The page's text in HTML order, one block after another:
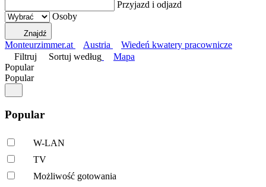
Przyjazd i odjazd
Osoby
Znajdź
Monteurzimmer.at Austria
Wiedeń kwatery pracownicze
Filtruj
Sortuj według
Mapa
Popular
Popular
Popular
W-LAN
TV
Możliwość gotowania